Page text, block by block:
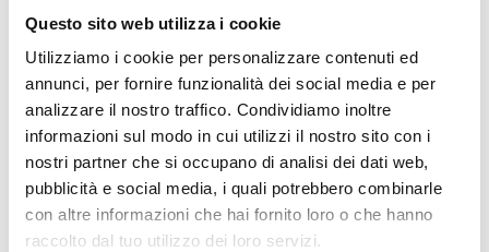
Questo sito web utilizza i cookie
Utilizziamo i cookie per personalizzare contenuti ed
annunci, per fornire funzionalità dei social media e per
analizzare il nostro traffico. Condividiamo inoltre
informazioni sul modo in cui utilizzi il nostro sito con i
nostri partner che si occupano di analisi dei dati web,
pubblicità e social media, i quali potrebbero combinarle
con altre informazioni che hai fornito loro o che hanno
raccolto dal tuo utilizzo dei loro servizi.
Visite guidate/visite senza guida, Mostre/arte,
Dettagli